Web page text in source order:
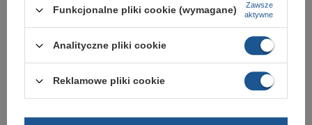
Zobacz jakie rozmiary są dostępne.
Sklep Butomania.pl to największy wybór obuwia sportowego i odzieży dla
Kupując w naszym sklepie internetowym masz gwarancję, że towar jest
W ciągu 30 dni możesz dokonać zwrotu bądź wymiany towaru bez
podania przyczyny.
Funkcjonalne pliki cookie (wymagane)
Zawsze
aktywne
Analityczne pliki cookie
Reklamowe pliki cookie